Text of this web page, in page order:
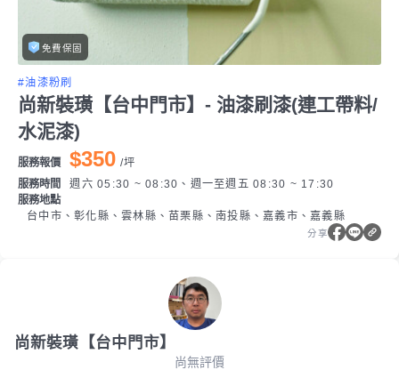
免費保固
#油漆粉刷
尚新裝璜【台中門市】- 油漆刷漆(連工帶料/
水泥漆)
服務報價 $350 /坪
服務時間
週六 05:30 ~ 08:30、週一至週五 08:30 ~ 17:30
服務地點
台中市、彰化縣、雲林縣、苗栗縣、南投縣、嘉義市、嘉義縣
分享
尚新裝璜【台中門市】
尚無評價